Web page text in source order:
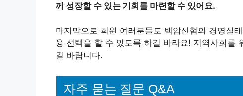
께 성장할 수 있는 기회를 마련할 수 있어요.
마지막으로 회원 여러분들도 백암신협의 경영실
융 선택을 할 수 있도록 하길 바라요! 지역사회를
길 바랍니다.
자주 묻는 질문 Q&A